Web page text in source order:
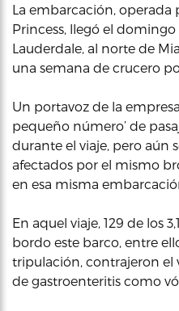
La embarcación, operada
Princess, llegó el
Lauderdale, al norte de
una semana de crucero
Un portavoz de la
pequeño número’ de
durante el viaje, pero aún
afectados por el mismo
en esa misma
En aquel viaje, 129 de los
bordo este barco, entre
tripulación, contrajeron el
de gastroenteritis como